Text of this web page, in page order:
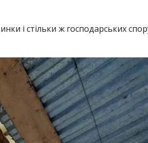
і стільки ж господарських